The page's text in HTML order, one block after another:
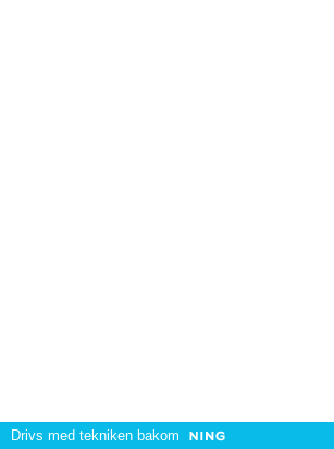
. Drivs med tekniken bakom